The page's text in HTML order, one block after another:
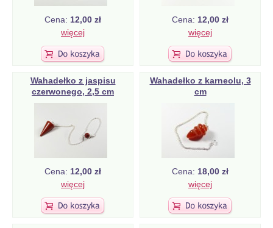
Cena: 12,00 zł
więcej
Cena: 12,00 zł
więcej
Wahadełko z jaspisu
czerwonego, 2,5 cm
Cena: 12,00 zł
więcej
Wahadełko z karneolu, 3
cm
Cena: 18,00 zł
więcej